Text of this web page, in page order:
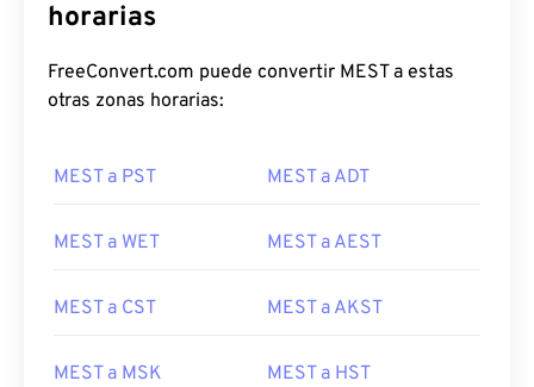
horarias
FreeConvert.com puede convertir MEST a estas
otras zonas horarias:
MEST a PST MEST a ADT
MEST a WET MEST a AEST
MEST a CST MEST a AKST
MEST a MSK MEST a HST